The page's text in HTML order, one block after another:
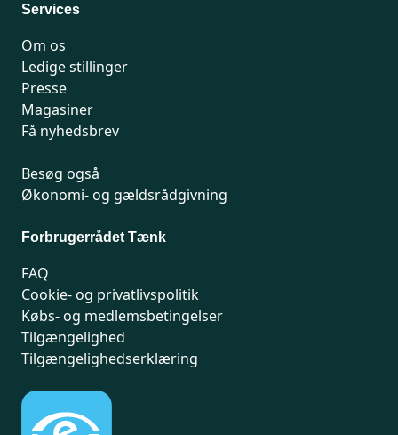
Services
Om os
Ledige stillinger
Presse
Magasiner
Få nyhedsbrev
Besøg også
Økonomi- og gældsrådgivning
Forbrugerrådet Tænk
FAQ
Cookie- og privatlivspolitik
Købs- og medlemsbetingelser
Tilgængelighed
Tilgængelighedserklæring